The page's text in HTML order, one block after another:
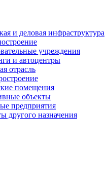
и деловая инфраструктура
учреждения
и автоцентры
отрасль
помещения
объекты
предприятия
другого назначения